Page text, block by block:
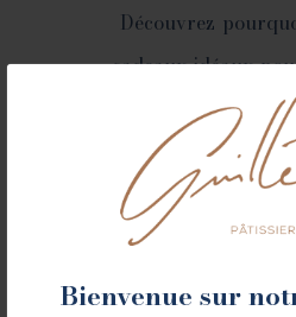
Bienvenue sur
Découvrez
cadeaux idéaux
proches durant
Des
la magie de Noël